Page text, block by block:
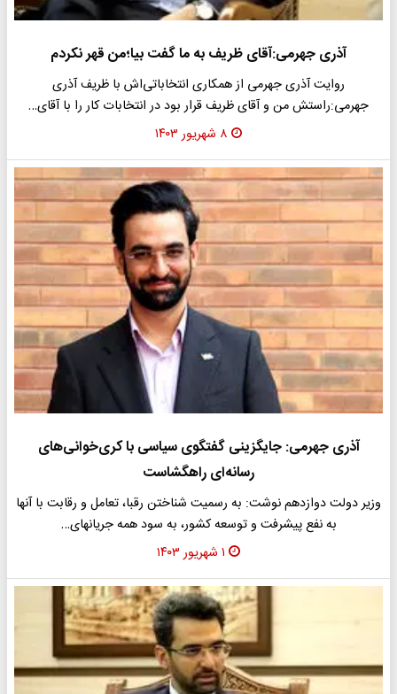
آذری جهرمی:آقای ظریف به ما گفت بیا؛من قهر نکردم
روایت آذری جهرمی از همکاری انتخاباتی‌اش با ظریف آذری
جهرمی:راستش من و آقای ظریف قرار بود در انتخابات کار را با آقای…
۸ شهریور ۱۴۰۳
آذری جهرمی: جایگزینی گفتگوی سیاسی با کری‌خوانی‌های
رسانه‌ای راهگشاست
وزیر دولت دوازدهم نوشت: به رسمیت شناختن رقبا، تعامل و رقابت با آنها
به نفع پیشرفت و توسعه کشور، به سود همه جریانهای…
۱ شهریور ۱۴۰۳